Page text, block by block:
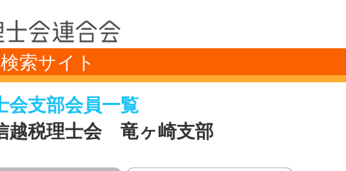
索サイト
会支部会員一覧
越税理士会 竜ヶ崎支部